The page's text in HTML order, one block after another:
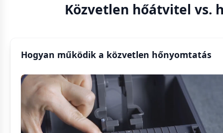
Közvetlen hőátvitel vs.
Hogyan működik a közvetlen hőnyomtatás